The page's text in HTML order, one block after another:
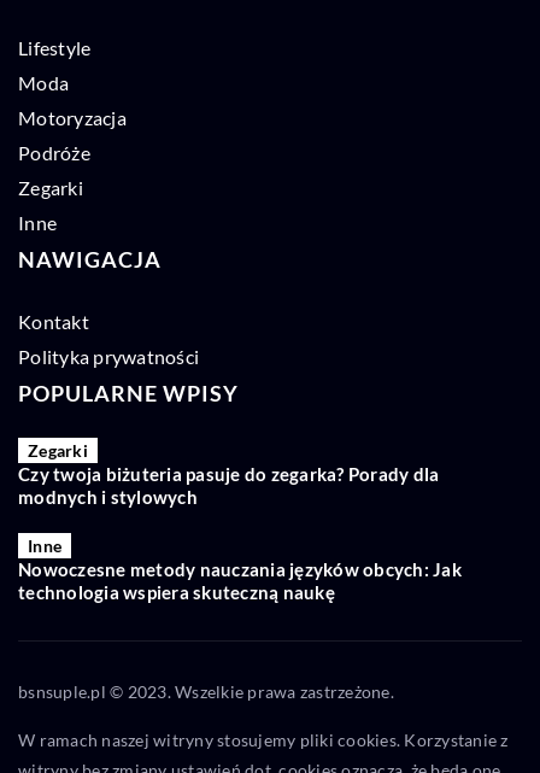
Lifestyle
Moda
Motoryzacja
Podróże
Zegarki
Inne
NAWIGACJA
Kontakt
Polityka prywatności
POPULARNE WPISY
Zegarki
Czy twoja biżuteria pasuje do zegarka? Porady dla
modnych i stylowych
Inne
Nowoczesne metody nauczania języków obcych: Jak
technologia wspiera skuteczną naukę
bsnsuple.pl © 2023. Wszelkie prawa zastrzeżone.
W ramach naszej witryny stosujemy pliki cookies. Korzystanie z